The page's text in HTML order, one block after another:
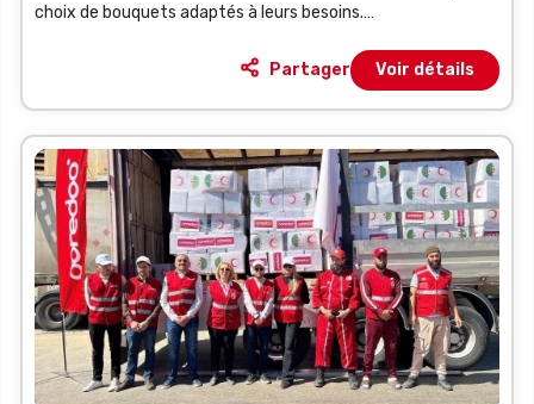
choix de bouquets adaptés à leurs besoins.
Partager Voir détails